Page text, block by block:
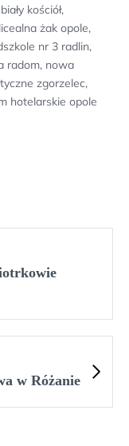
kościół,
żak opole,
nr 3 radlin,
radom, nowa
zgorzelec,
hotelarskie opole
w Różanie